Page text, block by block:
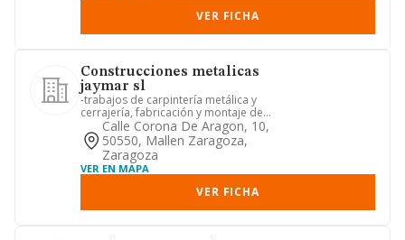
VER FICHA
Construcciones metalicas
jaymar sl
-trabajos de carpintería metálica y
cerrajería, fabricación y montaje de
estructuras y cubiertas. -...
Calle Corona De Aragon, 10,
50550, Mallen Zaragoza,
Zaragoza
VER EN MAPA
VER FICHA